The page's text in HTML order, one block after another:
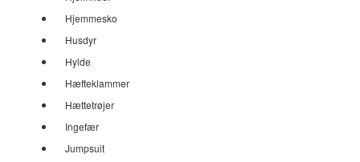
Hjemmesko
Husdyr
Hylde
Hæfteklammer
Hættetrøjer
Ingefær
Jumpsuit